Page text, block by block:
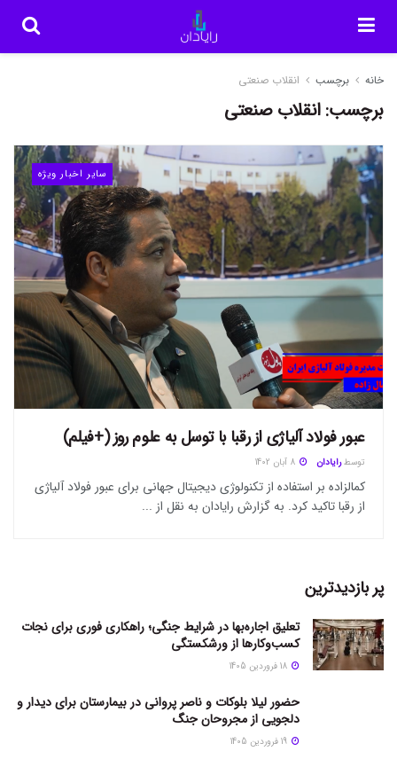
خانه برچسب انقلاب صنعتی
برچسب:انقلاب صنعتی
سایر اخبار ویژه
عبور فولاد آلیاژی از رقبا با توسل به علوم روز (+فیلم)
توسط رایادان
کمالزاده بر استفاده از تکنولوژی دیجیتال جهانی برای عبور فولاد آلیاژی
از رقبا تاکید کرد. به گزارش رایادان به نقل از ...
پر بازدیدترین
تعلیق اجاره‌بها در شرایط جنگی؛ راهکاری فوری برای نجات
کسب‌وکارها از ورشکستگی
حضور لیلا بلوکات و ناصر پروانی در بیمارستان برای دیدار و
دلجویی از مجروحان جنگ